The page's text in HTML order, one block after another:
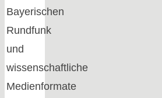
Bayerischen
Rundfunk
und
wissenschaftliche
Medienformate